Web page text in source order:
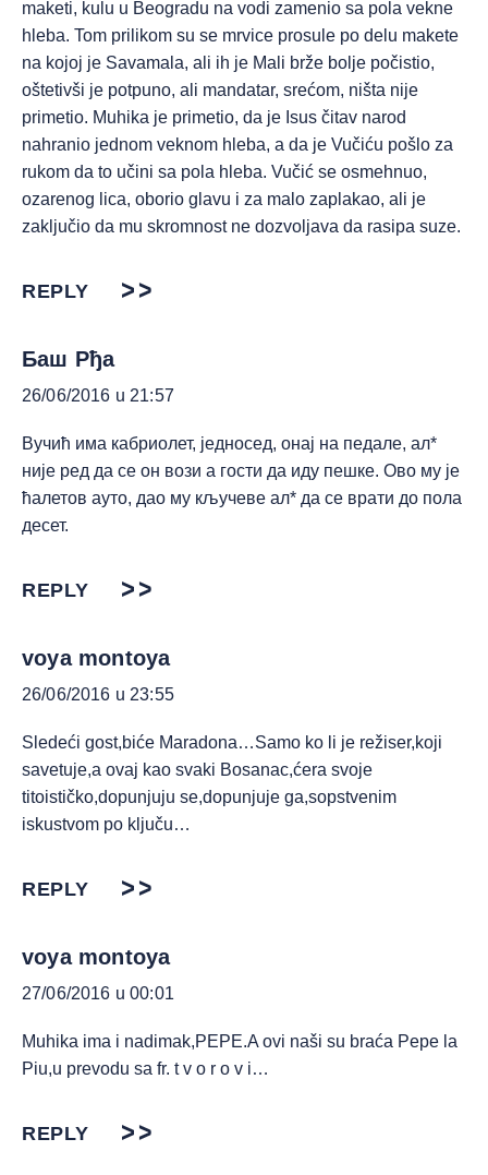
maketi, kulu u Beogradu na vodi zamenio sa pola vekne
hleba. Tom prilikom su se mrvice prosule po delu makete
na kojoj je Savamala, ali ih je Mali brže bolje počistio,
oštetivši je potpuno, ali mandatar, srećom, ništa nije
primetio. Muhika je primetio, da je Isus čitav narod
nahranio jednom veknom hleba, a da je Vučiću pošlo za
rukom da to učini sa pola hleba. Vučić se osmehnuo,
ozarenog lica, oborio glavu i za malo zaplakao, ali je
zaključio da mu skromnost ne dozvoljava da rasipa suze.
REPLY
Баш Рђа
26/06/2016 u 21:57
Вучић има кабриолет, једносед, онај на педале, ал*
није ред да се он вози а гости да иду пешке. Ово му је
ћалетов ауто, дао му кључеве ал* да се врати до пола
десет.
REPLY
voya montoya
26/06/2016 u 23:55
Sledeći gost,biće Maradona…Samo ko li je režiser,koji
savetuje,a ovaj kao svaki Bosanac,ćera svoje
titoističko,dopunjuju se,dopunjuje ga,sopstvenim
iskustvom po ključu…
REPLY
voya montoya
27/06/2016 u 00:01
Muhika ima i nadimak,PEPE.A ovi naši su braća Pepe la
Piu,u prevodu sa fr. t v o r o v i…
REPLY